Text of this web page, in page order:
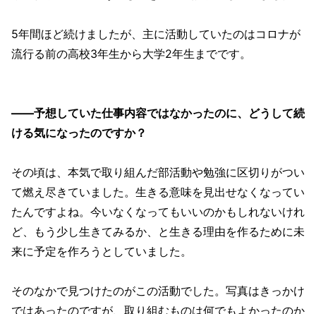
5年間ほど続けましたが、主に活動していたのはコロナが
流行る前の高校3年生から大学2年生までです。
——予想していた仕事内容ではなかったのに、どうして続
ける気になったのですか？
その頃は、本気で取り組んだ部活動や勉強に区切りがつい
て燃え尽きていました。生きる意味を見出せなくなってい
たんですよね。今いなくなってもいいのかもしれないけれ
ど、もう少し生きてみるか、と生きる理由を作るために未
来に予定を作ろうとしていました。
そのなかで見つけたのがこの活動でした。写真はきっかけ
ではあったのですが、取り組むものは何でもよかったのか